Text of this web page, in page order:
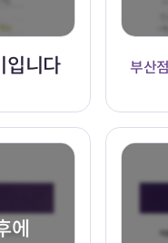
입니다 부산점
에